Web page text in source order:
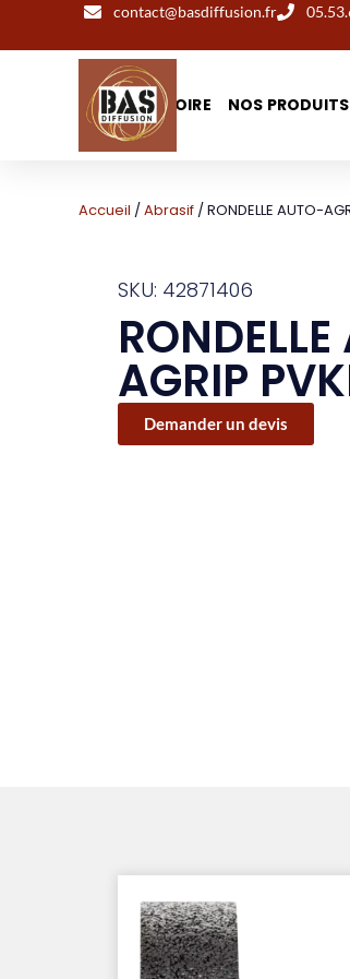
contact@basdiffusion.fr
NOTRE HISTOIRE NOS PRODUITS
Accueil / Abrasif / RONDELLE AUTO-
SKU: 42871406
AGRIP
Demander un devis